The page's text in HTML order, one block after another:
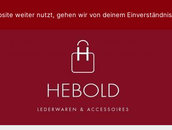
weiter nutzt, gehen wir von deinem